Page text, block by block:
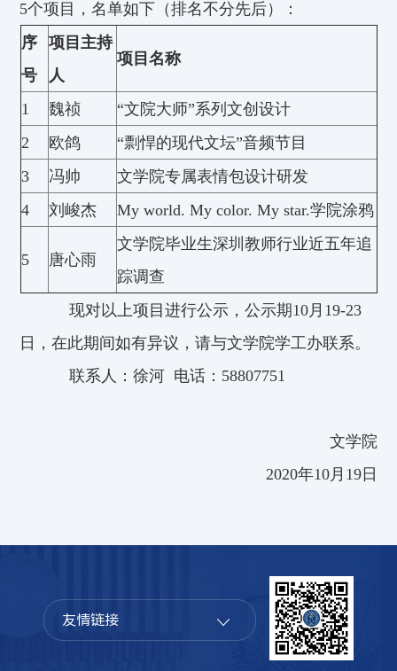
5个项目，名单如下（排名不分先后）：
序
号
项目主持
人
项目名称
1 魏祯
“文院大师”系列文创设计
2
欧鸽
“剽悍的现代文坛”音频节目
3
冯帅
文学院专属表情包设计研发
4
刘峻杰 My world. My color. My star.学院涂鸦
5 唐心雨
文学院毕业生深圳教师行业近五年追
踪调查
现对以上项目进行公示，公示期10月19-23
日，在此期间如有异议，请与文学院学工办联系。
联系人：徐河 电话：58807751
文学院
2020年10月19日
友情链接